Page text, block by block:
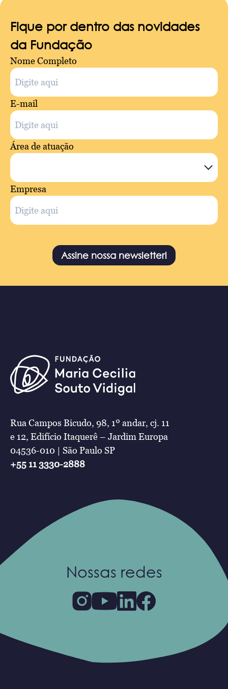
Fique por dentro das novidades
da Fundação
Nome Completo
E-mail
Área de atuação
Empresa
Assine nossa newsletter!
Rua Campos Bicudo, 98, 1º andar, cj. 11
e 12, Edifício Itaquerê – Jardim Europa
04536-010 | São Paulo SP
+55 11 3330-2888
Nossas redes